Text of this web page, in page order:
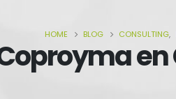
HOME BLOG CONSULTING,
en